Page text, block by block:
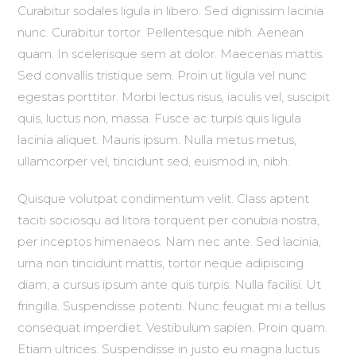
Curabitur sodales ligula in libero. Sed dignissim lacinia
nunc. Curabitur tortor. Pellentesque nibh. Aenean
quam. In scelerisque sem at dolor. Maecenas mattis.
Sed convallis tristique sem. Proin ut ligula vel nunc
egestas porttitor. Morbi lectus risus, iaculis vel, suscipit
quis, luctus non, massa. Fusce ac turpis quis ligula
lacinia aliquet. Mauris ipsum. Nulla metus metus,
ullamcorper vel, tincidunt sed, euismod in, nibh.
Quisque volutpat condimentum velit. Class aptent
taciti sociosqu ad litora torquent per conubia nostra,
per inceptos himenaeos. Nam nec ante. Sed lacinia,
urna non tincidunt mattis, tortor neque adipiscing
diam, a cursus ipsum ante quis turpis. Nulla facilisi. Ut
fringilla. Suspendisse potenti. Nunc feugiat mi a tellus
consequat imperdiet. Vestibulum sapien. Proin quam.
Etiam ultrices. Suspendisse in justo eu magna luctus